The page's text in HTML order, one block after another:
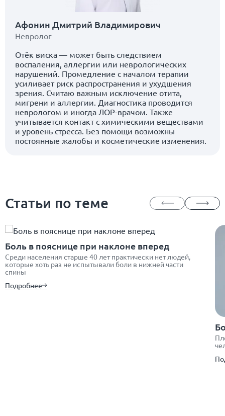
Афонин Дмитрий Владимирович
Невролог
Отёк виска — может быть следствием
воспаления, аллергии или неврологических
нарушений. Промедление с началом терапии
усиливает риск распространения и ухудшения
зрения. Считаю важным исключение отита,
мигрени и аллергии. Диагностика проводится
неврологом и иногда ЛОР-врачом. Также
учитывается контакт с химическими веществами
и уровень стресса. Без помощи возможны
постоянные жалобы и косметические изменения.
Статьи по теме
Боль в пояснице при наклоне вперед
Среди населения старше 40 лет практически нет людей,
которые хоть раз не испытывали боли в нижней части
спины
Подробнее